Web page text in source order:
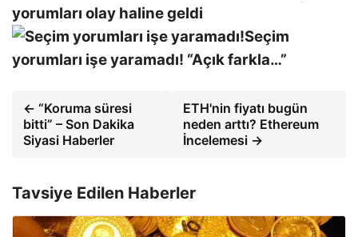
yorumları olay haline geldi
Seçim
yorumları işe yaramadı! “Açık farkla…”
← “Koruma süresi
bitti” – Son Dakika
Siyasi Haberler
ETH'nin fiyatı bugün
neden arttı? Ethereum
İncelemesi →
Tavsiye Edilen Haberler